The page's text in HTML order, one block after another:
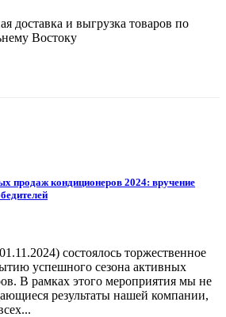
доставка и выгрузка товаров по
Востоку
продаж кондиционеров 2024: вручение
состоялось торжественное
успешного сезона активных
В рамках этого мероприятия мы не
результаты нашей компании,